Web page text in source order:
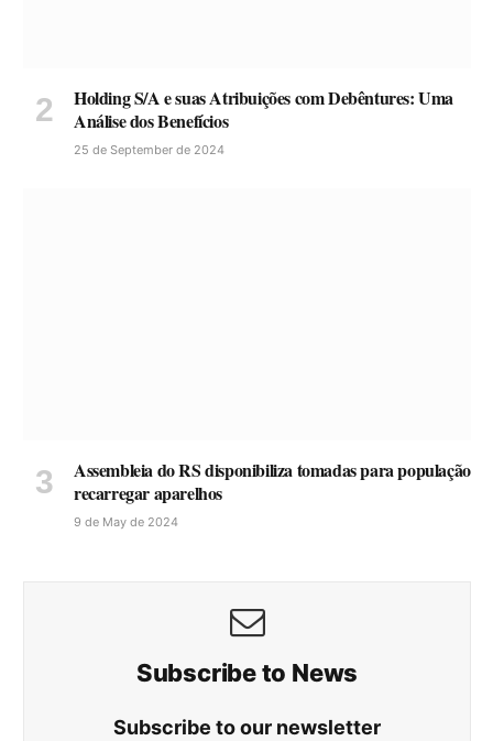
Holding S/A e suas Atribuições com Debêntures: Uma
Análise dos Benefícios
25 de September de 2024
Assembleia do RS disponibiliza tomadas para população
recarregar aparelhos
9 de May de 2024
Subscribe to News
Subscribe to our newsletter